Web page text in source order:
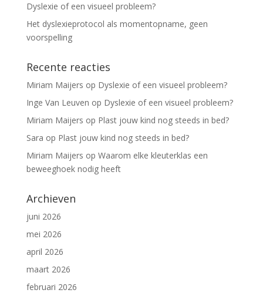
Dyslexie of een visueel probleem?
Het dyslexieprotocol als momentopname, geen
voorspelling
Recente reacties
Miriam Maijers op Dyslexie of een visueel probleem?
Inge Van Leuven op Dyslexie of een visueel probleem?
Miriam Maijers op Plast jouw kind nog steeds in bed?
Sara op Plast jouw kind nog steeds in bed?
Miriam Maijers op Waarom elke kleuterklas een
beweeghoek nodig heeft
Archieven
juni 2026
mei 2026
april 2026
maart 2026
februari 2026